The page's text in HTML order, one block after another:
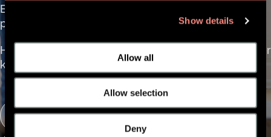
Show details
Allow all
Allow selection
Deny
Er du fra en kommune og ønsker information om
produkter og licenser? Vælg information.
Har du problemer eller spørgsmål? Vores support er
klar til at hjælpe.
Information